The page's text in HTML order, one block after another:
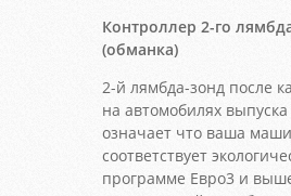
Контроллер 2-го
(обманка)
2-й лямбда-зонд после
на автомобилях выпуска
означает что ваша
соответствует
программе Евро3 и